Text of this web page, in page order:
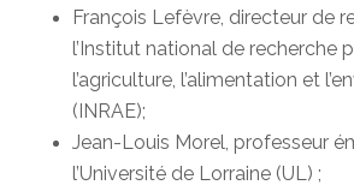
François Lefèvre, directeur de
l’Institut national de recherche
l’agriculture, l’alimentation et
(INRAE);
Jean-Louis Morel, professeur
l’Université de Lorraine (UL) ;